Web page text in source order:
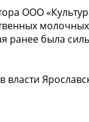
ООО
ранее была